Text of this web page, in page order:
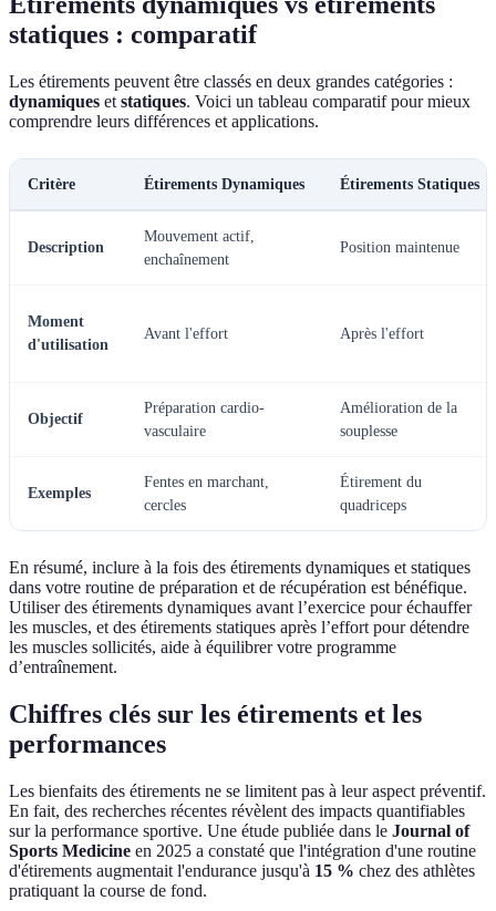
statiques : comparatif
Les étirements peuvent être classés en deux grandes catégories :
dynamiques et statiques. Voici un tableau comparatif pour mieux
comprendre leurs différences et applications.
Critère Étirements Dynamiques Étirements Statiques
Description
Mouvement actif,
enchaînement
Position maintenue
Moment
d'utilisation
Avant l'effort Après l'effort
Objectif
Préparation cardio-
vasculaire
Amélioration de la
souplesse
Exemples
Fentes en marchant,
cercles
Étirement du
quadriceps
En résumé, inclure à la fois des étirements dynamiques et statiques
dans votre routine de préparation et de récupération est bénéfique.
Utiliser des étirements dynamiques avant l’exercice pour échauffer
les muscles, et des étirements statiques après l’effort pour détendre
les muscles sollicités, aide à équilibrer votre programme
d’entraînement.
Chiffres clés sur les étirements et les
performances
Les bienfaits des étirements ne se limitent pas à leur aspect préventif.
En fait, des recherches récentes révèlent des impacts quantifiables
sur la performance sportive. Une étude publiée dans le Journal of
Sports Medicine en 2025 a constaté que l'intégration d'une routine
d'étirements augmentait l'endurance jusqu'à 15 % chez des athlètes
pratiquant la course de fond.